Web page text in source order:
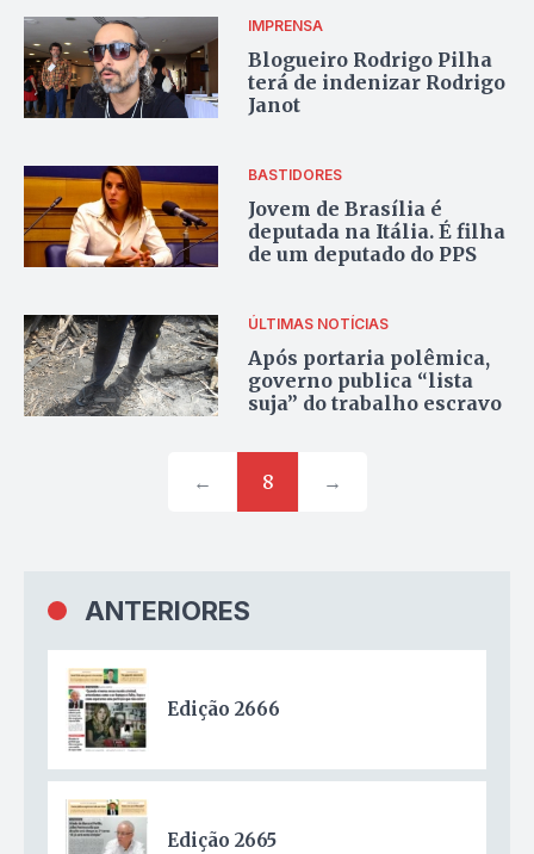
IMPRENSA
Blogueiro Rodrigo Pilha
terá de indenizar Rodrigo
Janot
BASTIDORES
Jovem de Brasília é
deputada na Itália. É filha
de um deputado do PPS
ÚLTIMAS NOTÍCIAS
Após portaria polêmica,
governo publica “lista
suja” do trabalho escravo
← 8 →
ANTERIORES
Edição 2666
Edição 2665